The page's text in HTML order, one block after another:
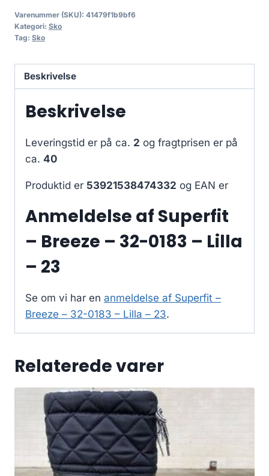
Varenummer (SKU): 41479f1b9bf6
Kategori: Sko
Tag: Sko
Beskrivelse
Beskrivelse
Leveringstid er på ca. 2 og fragtprisen er på
ca. 40
Produktid er 53921538474332 og EAN er
Anmeldelse af Superfit
– Breeze – 32-0183 – Lilla
– 23
Se om vi har en anmeldelse af Superfit –
Breeze – 32-0183 – Lilla – 23.
Relaterede varer